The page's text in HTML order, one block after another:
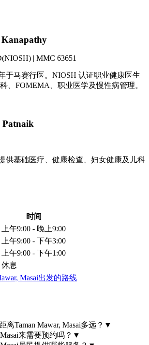
| MMC 63651
于马赛行医。NIOSH 认证职业健康医生
、FOMEMA、职业医学及慢性病管理。
供基础医疗、健康检查、妇女健康及儿科
时间
上午9:00 - 晚上9:00
上午9:00 - 下午3:00
上午9:00 - 下午1:00
休息
Masai出发的路线
离Taman Mawar, Masai多远？ ▼
来需要预约吗？ ▼